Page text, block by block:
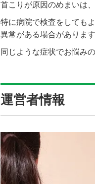
首こりが原因のめまいは
特に病院で検査をしても
異常がある場合があります
同じような症状でお悩み
運営者情報